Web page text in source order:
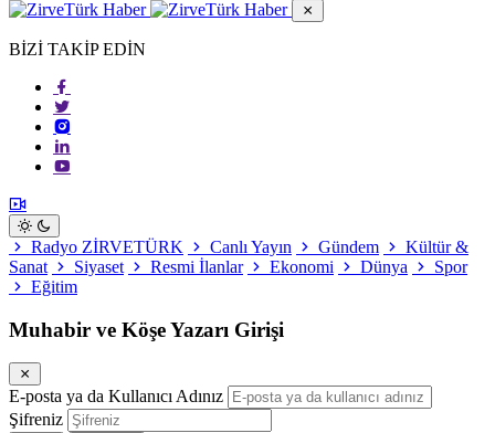
BİZİ TAKİP EDİN
Radyo ZİRVETÜRK Canlı Yayın Gündem
Kültür &
Sanat
Siyaset Resmi İlanlar Ekonomi Dünya
Spor
Eğitim
Muhabir ve Köşe Yazarı Girişi
E-posta ya da Kullanıcı Adınız
Şifreniz